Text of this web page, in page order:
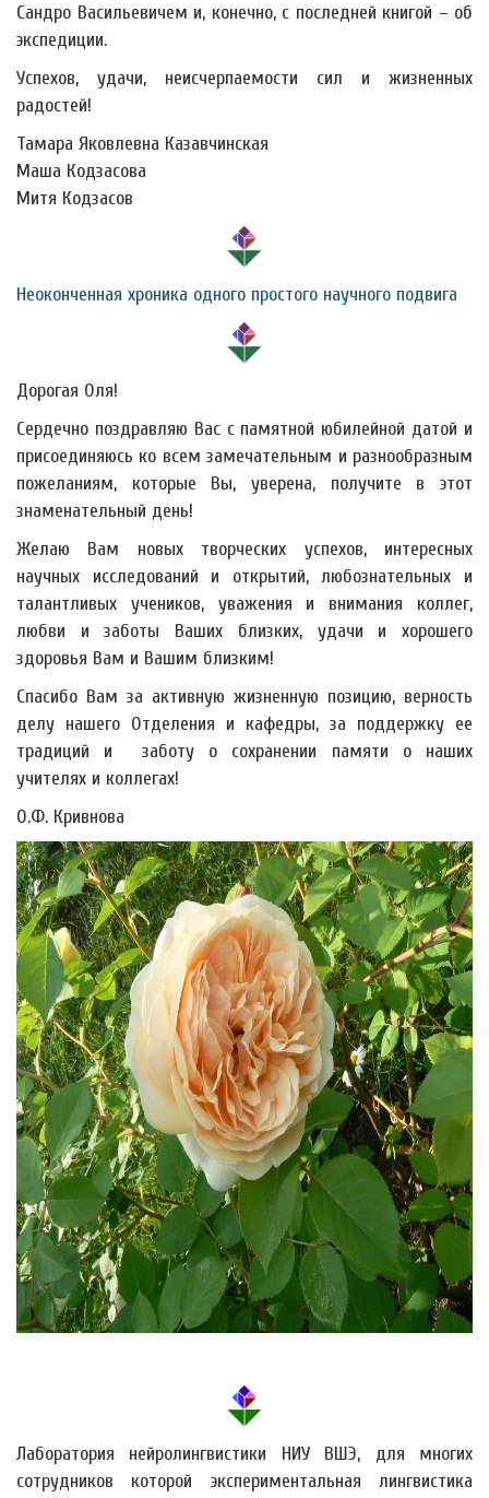
Сандро Васильевичем и, конечно, с последней книгой – об
экспедиции.
Успехов, удачи, неисчерпаемости сил и жизненных
радостей!
Тамара Яковлевна Казавчинская
Маша Кодзасова
Митя Кодзасов
Неоконченная хроника одного простого научного подвига
Дорогая Оля!
Сердечно поздравляю Вас с памятной юбилейной датой и
присоединяюсь ко всем замечательным и разнообразным
пожеланиям, которые Вы, уверена, получите в этот
знаменательный день!
Желаю Вам новых творческих успехов, интересных
научных исследований и открытий, любознательных и
талантливых учеников, уважения и внимания коллег,
любви и заботы Ваших близких, удачи и хорошего
здоровья Вам и Вашим близким!
Спасибо Вам за активную жизненную позицию, верность
делу нашего Отделения и кафедры, за поддержку ее
традиций и заботу о сохранении памяти о наших
учителях и коллегах!
О.Ф. Кривнова
Лаборатория нейролингвистики НИУ ВШЭ, для многих
сотрудников которой экспериментальная лингвистика